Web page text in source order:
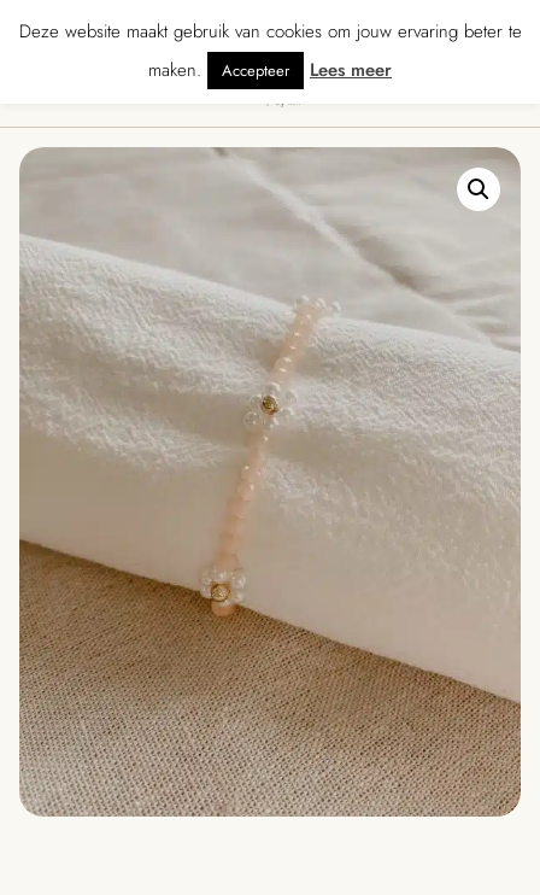
· Gratis verzending vanaf € 70 · Gratis kaartje met je bestelling •
Deze website maakt gebruik van cookies om jouw ervaring beter te
maken.
Accepteer Lees meer